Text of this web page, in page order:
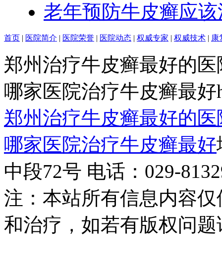
老年预防牛皮癣应
首页 | 医院简介 | 医院荣誉 | 医院动态 | 权威专家 | 权威技术 | 康
郑州治疗牛皮癣最好的
哪家医院治疗牛皮癣最好
郑州治疗牛皮癣最好的
哪家医院治疗牛皮癣最好
中段72号 电话：029-
注：本站所有信息内容
和治疗，如若有版权问